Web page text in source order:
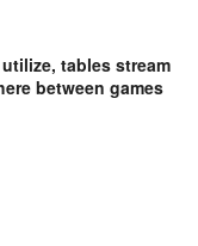
tables stream
between games